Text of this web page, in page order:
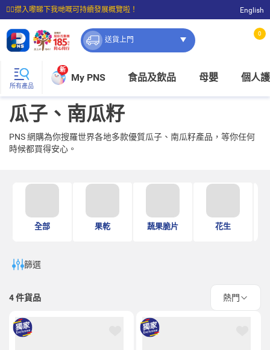
☝🏼㩒入嚟睇下我哋嘅可持續發展概覽啦！
⭐購物滿$399即享免費送貨；滿$100即可免費店取。
English
送貨上門
0
所有產品
新
My PNS 食品及飲品 母嬰 個人
瓜子、南瓜籽
PNS 網購為你搜羅世界各地多款優質瓜子、南瓜籽產品，等你任何
時候都買得安心。
全部 果乾 蔬果脆片 花生
篩選
4件貨品 熱門